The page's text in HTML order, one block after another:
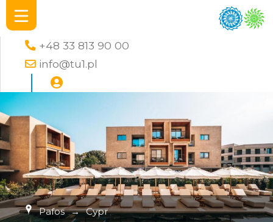
+48 33 813 90 00
info@tu1.pl
Pafos → Cypr